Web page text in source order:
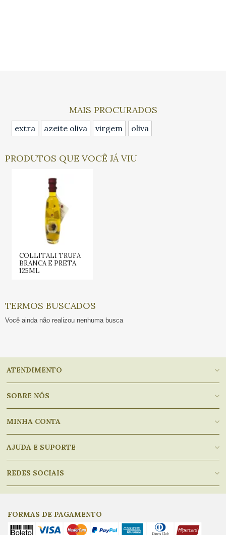
MAIS PROCURADOS
extra azeite oliva virgem oliva
PRODUTOS QUE VOCÊ JÁ VIU
COLLITALI TRUFA
BRANCA E PRETA
125ML
TERMOS BUSCADOS
Você ainda não realizou nenhuma busca
ATENDIMENTO
SOBRE NÓS
MINHA CONTA
AJUDA E SUPORTE
REDES SOCIAIS
FORMAS DE PAGAMENTO